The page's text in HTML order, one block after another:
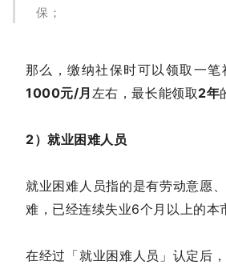
保；
那么，缴纳社保时可以领取一笔
1000元/月 左右，最长能领取2年
2）就业困难人员
就业困难人员指的是有劳动意愿
难，已经连续失业6个月以上的本
在经过「就业困难人员」认定后